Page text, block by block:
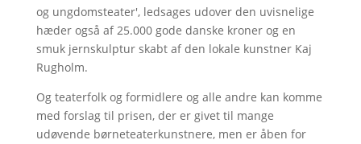
og ungdomsteater', ledsages udover den uvisnelige
hæder også af 25.000 gode danske kroner og en
smuk jernskulptur skabt af den lokale kunstner Kaj
Rugholm.
Og teaterfolk og formidlere og alle andre kan komme
med forslag til prisen, der er givet til mange
udøvende børneteaterkunstnere, men er åben for